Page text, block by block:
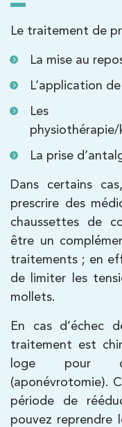
Le traitement de
La mise au
L’application
Les
La prise
Dans certains
prescrire des
chaussettes de
être un
traitements ; en
de limiter les
mollets.
En cas d’échec
traitement est
loge pour
(aponévrotomie).
période de
pouvez reprendre
74 Bd
74 Bd
01 44 71
IK Morangis
85 Av. de
01 64 48
IK Meudon –
8 Rue de
8 Rue de
01 40 95